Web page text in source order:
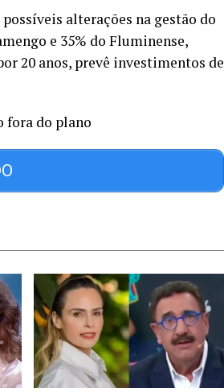
alterações na gestão do
e 35% do Fluminense,
20 anos, prevê investimentos de
fora do plano